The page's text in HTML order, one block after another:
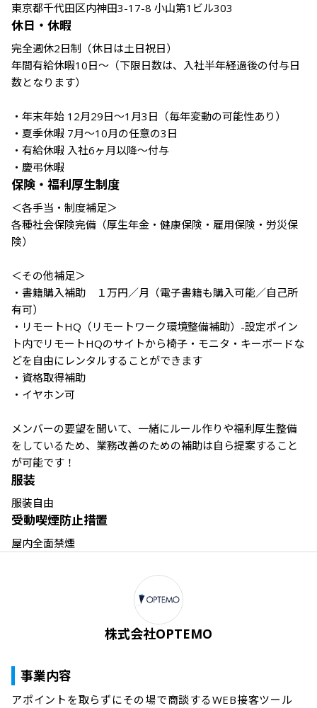
東京都千代田区内神田3-17-8 小山第1ビル303
休日・休暇
完全週休2日制（休日は土日祝日）
年間有給休暇10日～（下限日数は、入社半年経過後の付与日
数となります）
・年末年始 12月29日～1月3日（毎年変動の可能性あり）
・夏季休暇 7月～10月の任意の3日
・有給休暇 入社6ヶ月以降～付与
・慶弔休暇
保険・福利厚生制度
＜各手当・制度補足＞
各種社会保険完備（厚生年金・健康保険・雇用保険・労災保
険）
＜その他補足＞
・書籍購入補助　１万円／月（電子書籍も購入可能／自己所
有可）
・リモートHQ（リモートワーク環境整備補助）-設定ポイン
ト内でリモートHQのサイトから椅子・モニタ・キーボードな
どを自由にレンタルすることができます
・資格取得補助
・イヤホン可
メンバーの要望を聞いて、一緒にルール作りや福利厚生整備
をしているため、業務改善のための補助は自ら提案すること
が可能です！
服装
服装自由
受動喫煙防止措置
屋内全面禁煙
株式会社OPTEMO
事業内容
アポイントを取らずにその場で商談するWEB接客ツール